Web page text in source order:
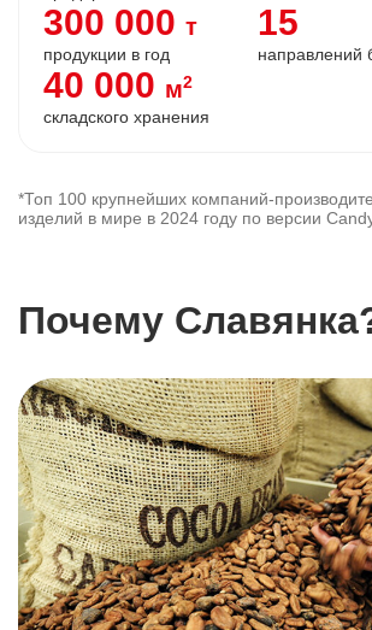
300 000 т
продукции в год
15
направлений
40 000 м2
складского хранения
*Топ 100 крупнейших компаний-
изделий в мире в 2024 году по версии
Почему